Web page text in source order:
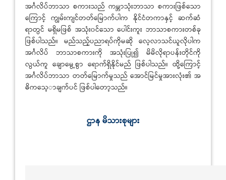
အင်္ဂလိပ်ဘာသာ စကားသည် ကမ္ဘာသုံးဘာသာ စကားဖြစ်သော
ကြောင့် ကျွမ်းကျင်တတ်မြောက်ပါက နိုင်ငံတကာနှင့် ဆက်ဆံ
ရာတွင် မရှိမဖြစ် အသုံး၀င်သော ပေါင်းကူး ဘာသာစကားတစ်ခု
ဖြစ်ပါသည်။ မည်သည့်ပညာရပ်ကိုမဆို လေ့လာသင်ယူလိုပါက
အင်္ဂလိပ် ဘာသာစကားကို အသုံးပြု၍ မိမိလိုရာပန်းတိုင်ကို
လွယ်ကူ ချောမွေ့စွာ ရောက်ရှိနိုင်မည် ဖြစ်ပါသည်။ ထို့ကြောင့်
အင်္ဂလိပ်ဘာသာ တတ်မြောက်မှုသည် အောင်မြင်မှုအားလုံး၏ အ
ဓိကသေ့ာချက်ပင် ဖြစ်ပါတော့သည်။
ဌာန မိသားစုများ